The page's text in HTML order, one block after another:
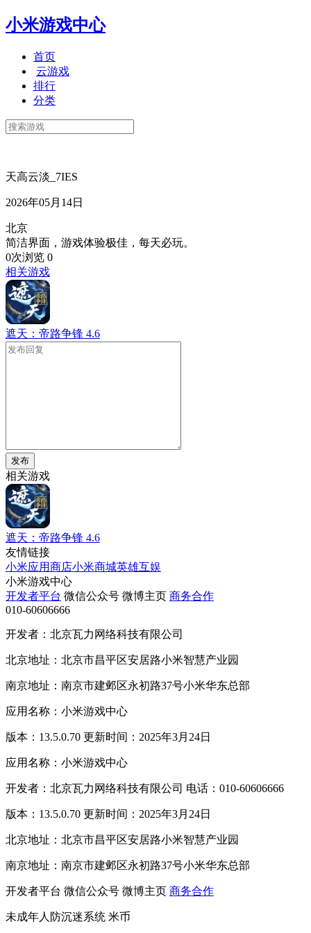
小米游戏中心
首页
云游戏
排行
分类
天高云淡_7IES
2026年05月14日
北京
简洁界面，游戏体验极佳，每天必玩。
0次浏览 0
相关游戏
遮天：帝路争锋 4.6
发布
相关游戏
遮天：帝路争锋 4.6
友情链接
小米应用商店小米商城英雄互娱
小米游戏中心
开发者平台 微信公众号 微博主页 商务合作
010-60606666
开发者：北京瓦力网络科技有限公司
北京地址：北京市昌平区安居路小米智慧产业园
南京地址：南京市建邺区永初路37号小米华东总部
应用名称：小米游戏中心
版本：13.5.0.70 更新时间：2025年3月24日
应用名称：小米游戏中心
开发者：北京瓦力网络科技有限公司 电话：010-60606666
版本：13.5.0.70 更新时间：2025年3月24日
北京地址：北京市昌平区安居路小米智慧产业园
南京地址：南京市建邺区永初路37号小米华东总部
开发者平台 微信公众号 微博主页 商务合作
未成年人防沉迷系统 米币